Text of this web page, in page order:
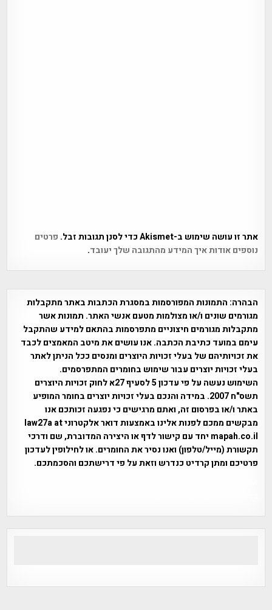
אתר זו עושה שימוש ב-Akismet כדי לסנן תגובות זבל.
פרטים
נוספים אודות איך המידע מהתגובה שלך יעובד.
הבהרה: התמונות המפורסמות במסגרת הכתבות באתר מתקבלות
מגורמים שונים ו/או מצולמות מטעם אנשי האתר. תמונות אשר
מתקבלות מגורמים חיצוניים מתפרסמות בהתאם למידע שהתקבל
עימם במועד כתיבת הכתבה. אנו עושים את מיטב המאמצים לכבד
את זכויותיהם של בעלי זכויות היוצרים ומנסים ככל הניתן לאתר
בעלי זכויות יוצרים עבור שימוש בחומרים המתפרסמים.
השימוש נעשה על פי עדכון 5 לסעיף 27א לחוק זכויות היוצרים
תשס"ח 2007. במידה והנכם בעלי זכויות יוצרים בחומר המופיע
באתר ו/או בפרסום זה, ואתם מרגישים כי נפגעה זכותכם אנו
מבקשים ממכם לפנות אלינו באמצעות דואר אלקטרוני law27a at
mapah.co.il יחד עם קישור לדף או היצירה המדוברת, שם ודרכי
תקשורת (מייל/טלפון) ואנו נסיר את החומרים. או לחילופין לעדכון
פרטיכם ומתן קרדיט כנדרש וזאת על פי דרישתכם והסכמתכם.